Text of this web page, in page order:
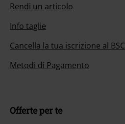
Rendi un articolo
Info taglie
Cancella la tua iscrizione al BSC
Metodi di Pagamento
Offerte per te